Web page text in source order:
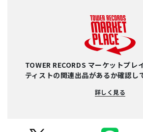
TOWER RECORDS マーケットプレ
ティストの関連出品があるか確認し
詳しく見る